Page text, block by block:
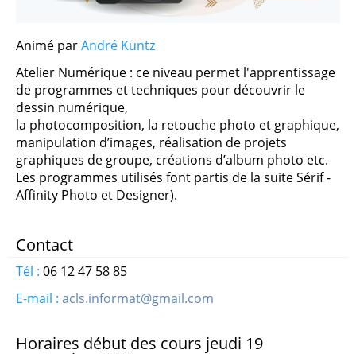
Fitness - Bodysculpt - Step Renfo - CAF - Aero Danse
Informatique Atelier Graphique Niveau 1
Informatique Atelier Graphique Niveau 2
Informatique Confirmés - Perfectionnement
INFORMATIQUE Débutants - Découverte
Moderne Fusion
Pilates
Animé parAndré Kuntz
Atelier Numérique : ce niveau permet l'apprentissage
de programmes et techniques pour découvrir le
dessin numérique,
la photocomposition, la retouche photo et graphique,
manipulation d’images, réalisation de projets
graphiques de groupe, créations d’album photo etc.
Les programmes utilisés font partis de la suite Sérif -
Affinity Photo et Designer).
Contact
Tél : 06 12 47 58 85
E-mail : acls.informat@gmail.com
Horaires début des cours jeudi 19